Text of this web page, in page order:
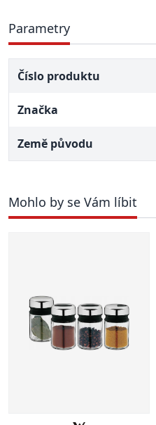
Parametry
Číslo produktu
Značka
Země původu
Mohlo by se Vám líbit